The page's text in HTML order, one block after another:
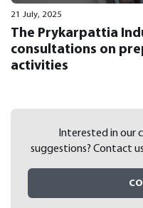
21 July, 2025
The Prykarpattia
consultations on
activities
Interested in our
suggestions? Contact